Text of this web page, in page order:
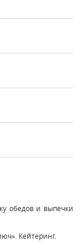
обедов и выпечки
Кейтеринг.